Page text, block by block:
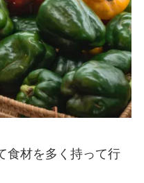
食材を多く持って行